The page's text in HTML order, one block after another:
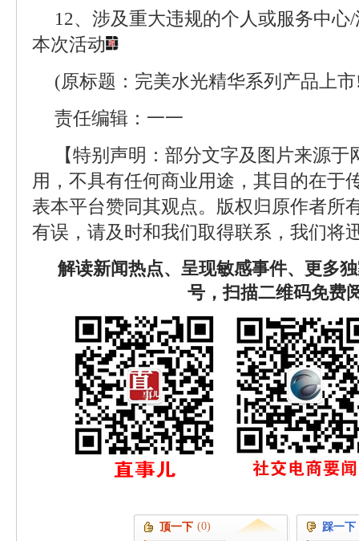
12、涉及重大违规的个人或服务中
本次活动
(原标题：完美水光精华系列产品上
责任编辑：一一
【特别声明：部分文字及图片来源
用，不具有任何商业用途，其目的在于
表本平台赞同其观点。版权归原作者所
有误，请及时和我们取得联系，我们将
解读新闻热点、呈现敏感事件、更多
号，扫描二维码免费
顶一下 (0) 踩一下